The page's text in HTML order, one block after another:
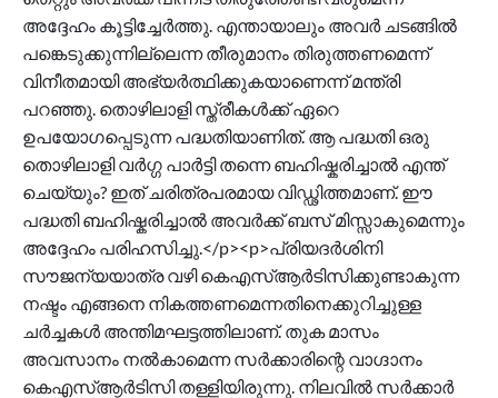
അദ്ദേഹം കൂട്ടിച്ചേർത്തു. എന്തായാലും അവർ ചടങ്ങിൽ
പങ്കെടുക്കുന്നില്ലെന്ന തീരുമാനം തിരുത്തണമെന്ന്
വിനീതമായി അഭ്യർത്ഥിക്കുകയാണെന്ന് മന്ത്രി
പറഞ്ഞു. തൊഴിലാളി സ്ത്രീകൾക്ക് ഏറെ
ഉപയോഗപ്പെടുന്ന പദ്ധതിയാണിത്. ആ പദ്ധതി ഒരു
തൊഴിലാളി വർഗ്ഗ പാർട്ടി തന്നെ ബഹിഷ്കരിച്ചാൽ എന്ത്
ചെയ്യും? ഇത് ചരിത്രപരമായ വിഡ്ഢിത്തമാണ്. ഈ
പദ്ധതി ബഹിഷ്കരിച്ചാൽ അവർക്ക് ബസ് മിസ്സാകുമെന്നും
അദ്ദേഹം പരിഹസിച്ചു.</p><p>പ്രിയദർശിനി
സൗജന്യയാത്ര വഴി കെഎസ്ആർടിസിക്കുണ്ടാകുന്ന
നഷ്ടം എങ്ങനെ നികത്തണമെന്നതിനെക്കുറിച്ചുള്ള
ചർച്ചകൾ അന്തിമഘട്ടത്തിലാണ്. തുക മാസം
അവസാനം നൽകാമെന്ന സർക്കാരിന്റെ വാഗ്ദാനം
കെഎസ്ആർടിസി തള്ളിയിരുന്നു. നിലവിൽ സർക്കാർ